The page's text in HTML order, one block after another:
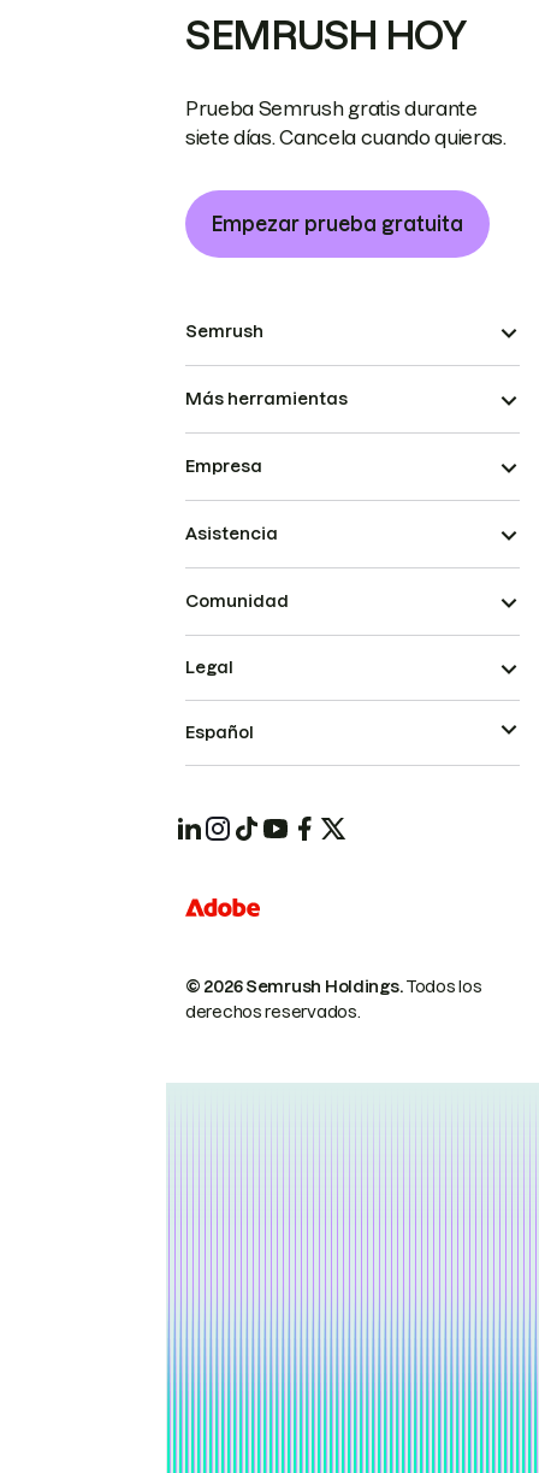
SEMRUSH HOY
Prueba Semrush gratis durante
siete días. Cancela cuando quieras.
Empezar prueba gratuita
Semrush
Más herramientas
Empresa
Asistencia
Comunidad
© 2026 Semrush Holdings.Todos los
derechos reservados.
Legal
Español